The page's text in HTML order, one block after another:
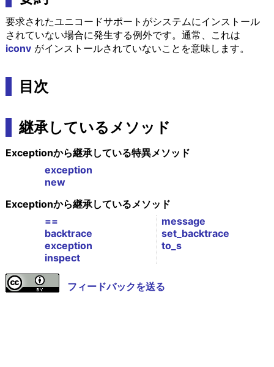
要求されたユニコードサポートがシステムにインストール
されていない場合に発生する例外です。通常、これは
iconvがインストールされていないことを意味します。
目次
継承しているメソッド
Exceptionから継承している特異メソッド
exception
new
Exceptionから継承しているメソッド
==
backtrace
exception
inspect
message
set_backtrace
to_s
フィードバックを送る